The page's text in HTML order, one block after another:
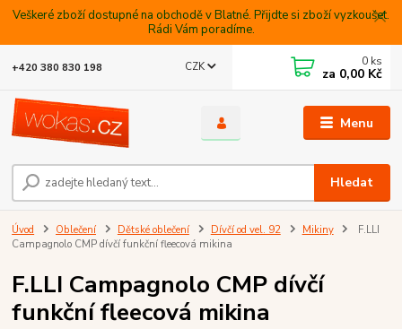
Veškeré zboží dostupné na obchodě v Blatné. Přijdte si zboží vyzkoušet.
Rádi Vám poradíme.
Menu
CZK
Hledat
+420 380 830 198 0 ks
za 0,00 Kč
Úvod Oblečení Dětské oblečení Dívčí od vel. 92 Mikiny
F.LLI
Campagnolo CMP dívčí funkční fleecová mikina
F.LLI Campagnolo CMP dívčí
funkční fleecová mikina